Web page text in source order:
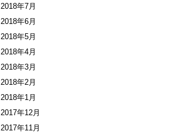
2018年7月
2018年6月
2018年5月
2018年4月
2018年3月
2018年2月
2018年1月
2017年12月
2017年11月